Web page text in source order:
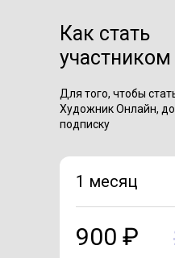
Как стать
Для того, чтобы
Художник Онлайн,
подписку
1 месяц
900 ₽